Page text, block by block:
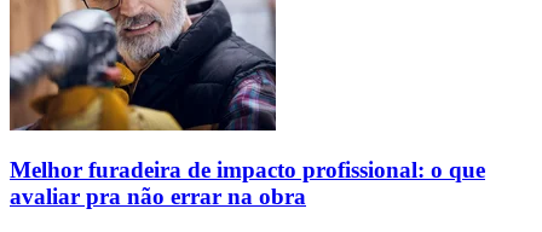
Melhor furadeira de impacto profissional: o que
avaliar pra não errar na obra